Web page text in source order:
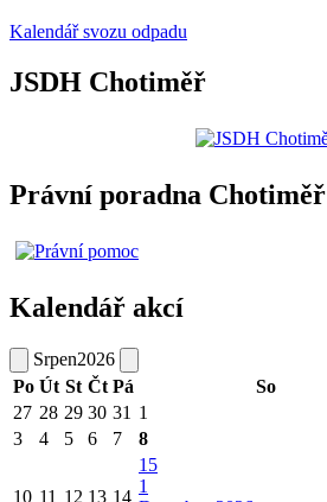
Kalendář svozu odpadu
JSDH Chotiměř
Právní poradna Chotiměř
Kalendář akcí
Srpen2026
Po Út St Čt Pá So
27 28 29 30 31 1
3
4 5 6 7 8
10 11 12 13 14
15
1